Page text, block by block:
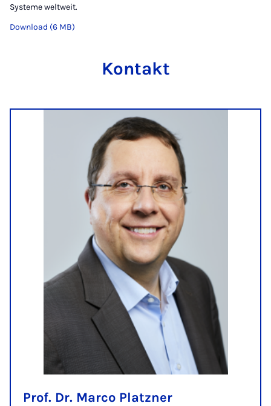
Systeme weltweit.
Download (6 MB)
Kontakt
Prof. Dr. Marco Platzner